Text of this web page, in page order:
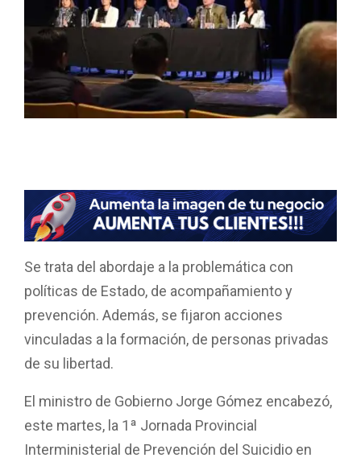
Se trata del abordaje a la problemática con
políticas de Estado, de acompañamiento y
prevención. Además, se fijaron acciones
vinculadas a la formación, de personas privadas
de su libertad.
El ministro de Gobierno Jorge Gómez encabezó,
este martes, la 1ª Jornada Provincial
Interministerial de Prevención del Suicidio en